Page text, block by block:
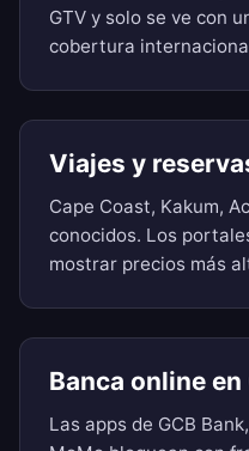
GTV y solo se ve con
cobertura
Viajes y
Cape Coast, Kakum,
conocidos. Los
mostrar precios más
Banca online en
Las apps de GCB